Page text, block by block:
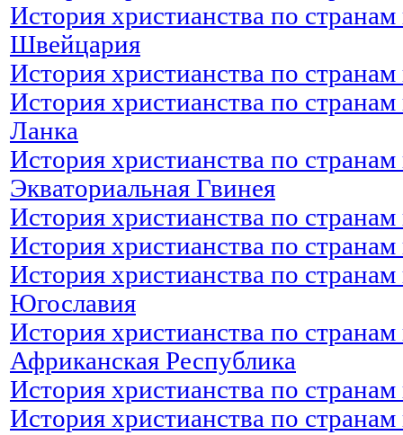
История христианства по
Швейцария
История христианства по
История христианства по
Ланка
История христианства по
Экваториальная Гвинея
История христианства по
История христианства по
История христианства по
Югославия
История христианства по
Африканская Республика
История христианства по
История христианства по